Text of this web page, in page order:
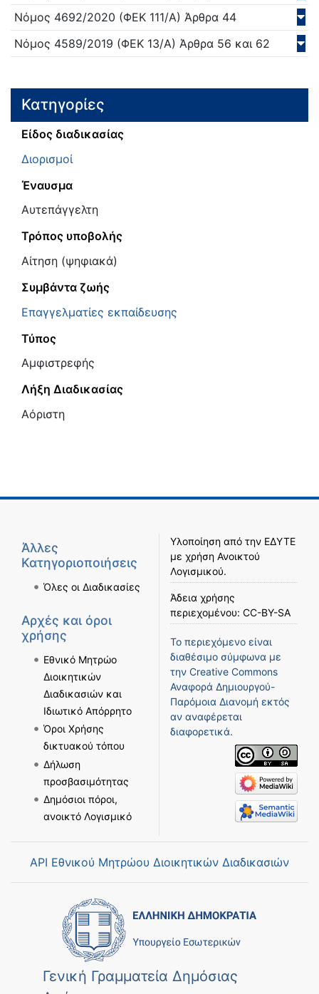
Νόμος 4692/2020 (ΦΕΚ 111/Α) Άρθρα 44
Νόμος 4589/2019 (ΦΕΚ 13/Α) Άρθρα 56 και 62
Κατηγορίες
Είδος διαδικασίας
Διορισμοί
Έναυσμα
Αυτεπάγγελτη
Τρόπος υποβολής
Αίτηση (ψηφιακά)
Συμβάντα ζωής
Επαγγελματίες εκπαίδευσης
Τύπος
Αμφιστρεφής
Λήξη Διαδικασίας
Αόριστη
Άλλες
Κατηγοριοποιήσεις
Όλες οι Διαδικασίες
Αρχές και όροι
χρήσης
Εθνικό Μητρώο
Διοικητικών
Διαδικασιών και
Ιδιωτικό Απόρρητο
Όροι Χρήσης
δικτυακού τόπου
Δήλωση
προσβασιμότητας
Δημόσιοι πόροι,
ανοικτό Λογισμικό
Υλοποίηση από την ΕΔΥΤΕ
με χρήση Ανοικτού
Λογισμικού.
Άδεια χρήσης
περιεχομένου: CC-BY-SA
Το περιεχόμενο είναι
διαθέσιμο σύμφωνα με
την Creative Commons
Αναφορά Δημιουργού-
Παρόμοια Διανομή εκτός
αν αναφέρεται
διαφορετικά.
API Εθνικού Μητρώου Διοικητικών Διαδικασιών
Γενική Γραμματεία Δημόσιας